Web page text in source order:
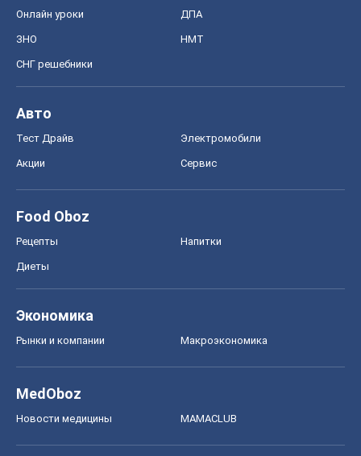
Онлайн уроки ДПА
ЗНО НМТ
СНГ решебники
Авто
Тест Драйв Электромобили
Акции Сервис
Food Oboz
Рецепты Напитки
Диеты
Экономика
Рынки и компании Mакроэкономика
MedOboz
Новости медицины MAMACLUB